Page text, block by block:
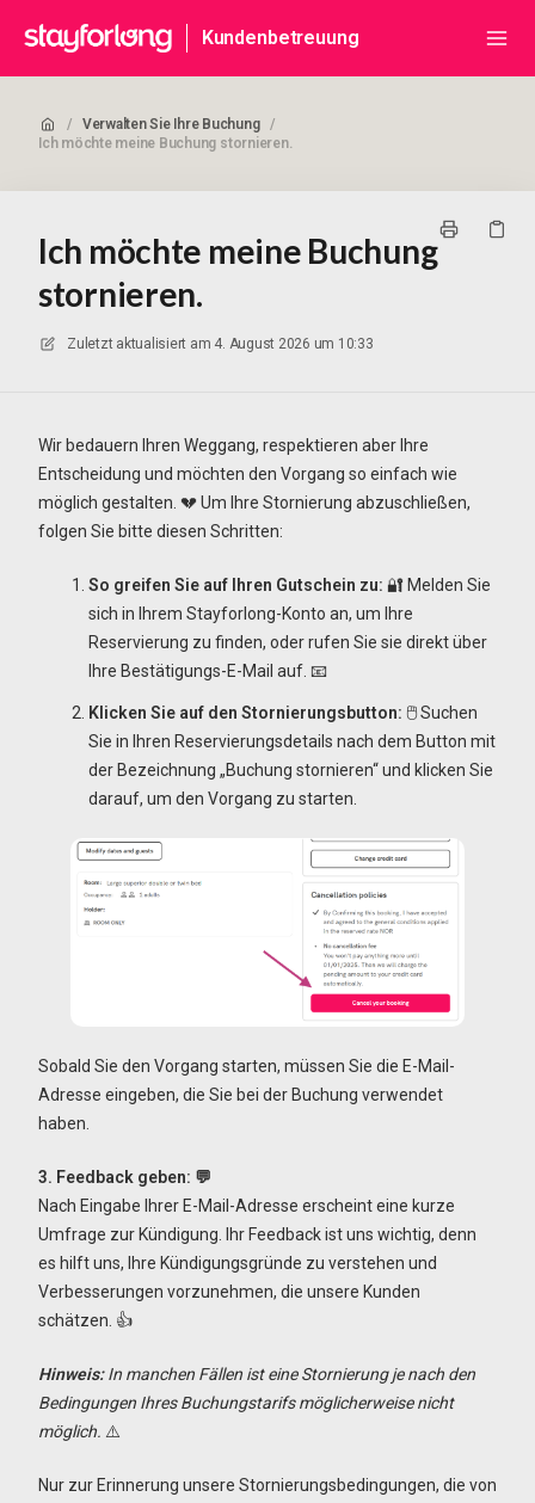
Kundenbetreuung
/ Verwalten Sie Ihre Buchung
/
Ich möchte meine Buchung stornieren.
Ich möchte meine Buchung
stornieren.
Zuletzt aktualisiert am 4. August 2026 um 10:33
Wir bedauern Ihren Weggang, respektieren aber Ihre
Entscheidung und möchten den Vorgang so einfach wie
möglich gestalten. 💔 Um Ihre Stornierung abzuschließen,
folgen Sie bitte diesen Schritten:
So greifen Sie auf Ihren Gutschein zu: 🔐 Melden Sie
sich in Ihrem Stayforlong-Konto an, um Ihre
Reservierung zu finden, oder rufen Sie sie direkt über
Ihre Bestätigungs-E-Mail auf. 📧
Klicken Sie auf den Stornierungsbutton: 🖱️ Suchen
Sie in Ihren Reservierungsdetails nach dem Button mit
der Bezeichnung „Buchung stornieren“ und klicken Sie
darauf, um den Vorgang zu starten.
Sobald Sie den Vorgang starten, müssen Sie die E-Mail-
Adresse eingeben, die Sie bei der Buchung verwendet
haben.
3. Feedback geben: 💬
Nach Eingabe Ihrer E-Mail-Adresse erscheint eine kurze
Umfrage zur Kündigung. Ihr Feedback ist uns wichtig, denn
es hilft uns, Ihre Kündigungsgründe zu verstehen und
Verbesserungen vorzunehmen, die unsere Kunden
schätzen. 👍
Hinweis:In manchen Fällen ist eine Stornierung je nach den
Bedingungen Ihres Buchungstarifs möglicherweise nicht
möglich. ⚠️
Nur zur Erinnerung unsere Stornierungsbedingungen, die von